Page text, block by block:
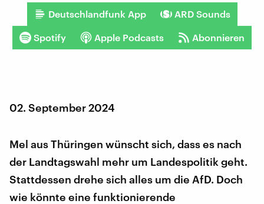
Deutschlandfunk App ARD Sounds
Spotify Apple Podcasts Abonnieren
02. September 2024
Mel aus Thüringen wünscht sich, dass es nach
der Landtagswahl mehr um Landespolitik geht.
Stattdessen drehe sich alles um die AfD. Doch
wie könnte eine funktionierende